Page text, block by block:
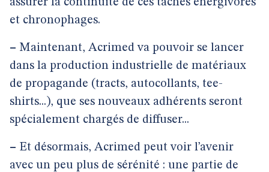
assurer la continuité de ces tâches énergivores
et chronophages.
– Maintenant, Acrimed va pouvoir se lancer
dans la production industrielle de matériaux
de propagande (tracts, autocollants, tee-
shirts...), que ses nouveaux adhérents seront
spécialement chargés de diffuser...
– Et désormais, Acrimed peut voir l’avenir
avec un peu plus de sérénité : une partie de